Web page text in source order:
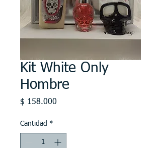
Kit White Only
Hombre
$ 158.000
Cantidad *